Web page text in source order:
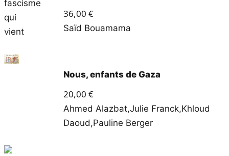
36,00 €
Saïd Bouamama
Nous, enfants de Gaza
20,00 €
Ahmed Alazbat,Julie Franck,Khloud
Daoud,Pauline Berger